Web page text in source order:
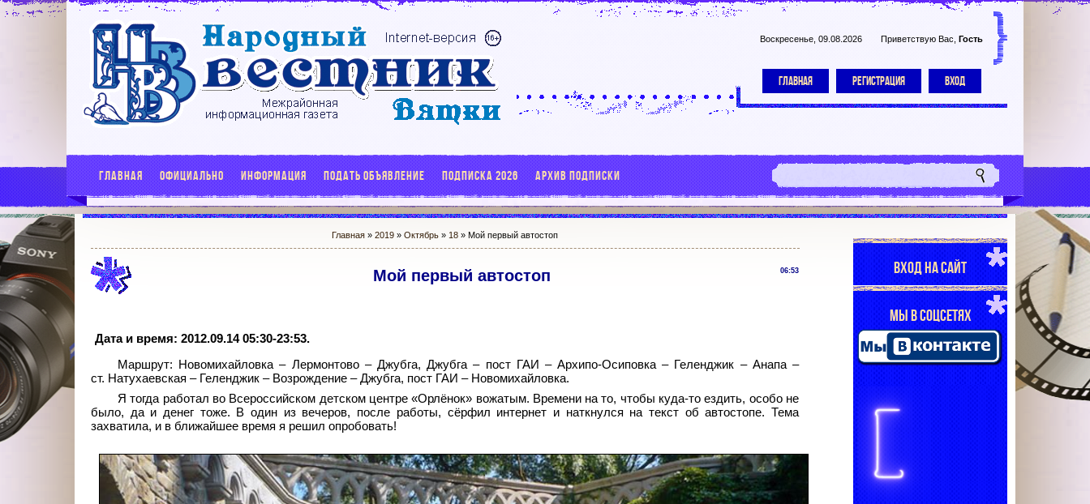
Воскресенье, 09.08.2026 Приветствую Вас Гость
ГЛАВНАЯ РЕГИСТРАЦИЯ ВХОД
ГЛАВНАЯ ОФИЦИАЛЬНО ИНФОРМАЦИЯ ПОДАТЬ ОБЪЯВЛЕНИЕ ПОДПИСКА 2026 АРХИВ ПОДПИСКИ
Главная »2019 » Октябрь » 18 » Мой первый автостоп
06:53
Мой первый автостоп
Дата и время: 2012.09.14 05:30-23:53.
Маршрут: Новомихайловка – Лермонтово – Джубга, Джубга – пост ГАИ – Архипо-Осиповка – Геленджик – Анапа –
ст. Натухаевская – Геленджик – Возрождение – Джубга, пост ГАИ – Новомихайловка.
Я тогда работал во Всероссийском детском центре «Орлёнок» вожатым. Времени на то, чтобы куда-то ездить, особо не
было, да и денег тоже. В один из вечеров, после работы, сёрфил интернет и наткнулся на текст об автостопе. Тема
захватила, и в ближайшее время я решил опробовать!
ВХОД НА САЙТ
МЫ В СОЦСЕТЯХ